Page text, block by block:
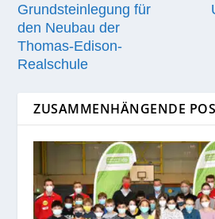
Grundsteinlegung für
den Neubau der
Thomas-Edison-
Realschule
ZUSAMMENHÄNGENDE